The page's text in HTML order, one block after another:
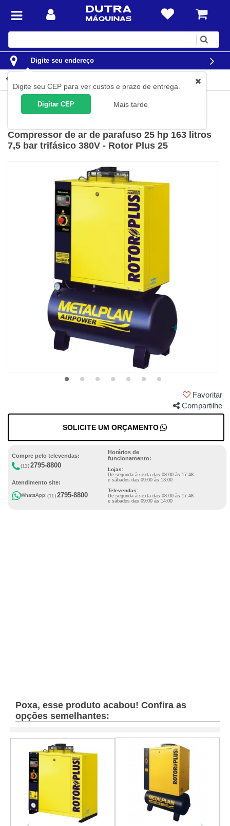
Digite
Digite seu endereço
Digite seu CEP para ver custos e prazo de entrega.
Digitar CEP Mais tarde
Compressores de Ar Compressores de Parafuso
Compressor de ar de parafuso 25 hp 163 litros
7,5 bar trifásico 380V - Rotor Plus 25
Favoritar
Compartilhe
SOLICITE UM ORÇAMENTO
Compre pelo televendas:
(11)2795-8800
Atendimento site:
WhatsApp:(11)2795-8800
Horários de
funcionamento:
Lojas:
De segunda à sexta das 08:00 às 17:48
e sábados das 09:00 às 13:00
Televendas:
De segunda à sexta das 08:00 às 17:48
e sábados das 09:00 às 14:00
Poxa, esse produto acabou! Confira as
opções semelhantes: